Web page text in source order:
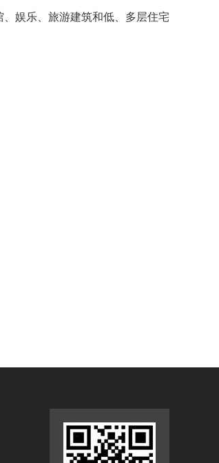
娱乐、旅游建筑和低、多层住宅